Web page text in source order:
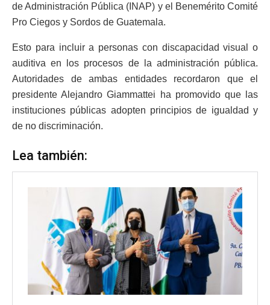
de Administración Pública (INAP) y el Benemérito Comité
Pro Ciegos y Sordos de Guatemala.
Esto para incluir a personas con discapacidad visual o
auditiva en los procesos de la administración pública.
Autoridades de ambas entidades recordaron que el
presidente Alejandro Giammattei ha promovido que las
instituciones públicas adopten principios de igualdad y
de no discriminación.
Lea también: